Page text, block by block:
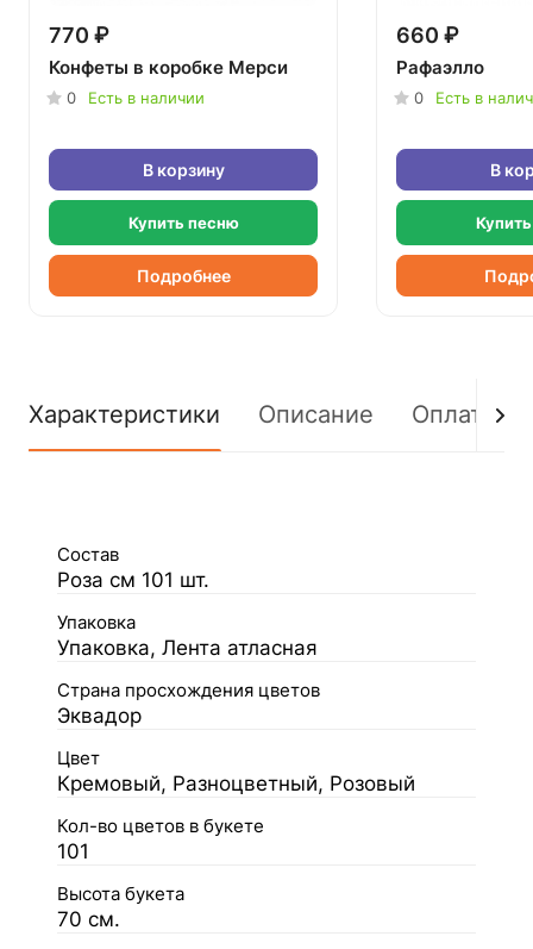
770 ₽
Конфеты в коробке Мерси
0 Есть в наличии
В корзину
Купить песню
Подробнее
660 ₽
Рафаэлло
0 Есть в
В
Характеристики Описание Оплата
Состав
Роза см 101 шт.
Упаковка
Упаковка, Лента атласная
Страна просхождения цветов
Эквадор
Цвет
Кремовый, Разноцветный, Розовый
Кол-во цветов в букете
101
Высота букета
70 см.